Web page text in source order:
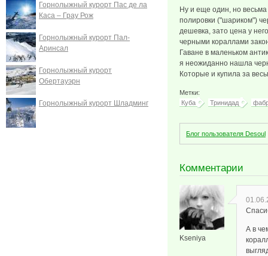
Ну и еще один, но
полировки ("шариком")
дешевка, зато цена у
черными кораллами
Гаване в маленьком
я неожиданно нашла
Которые и купила за
Метки:
Куба
Тринидад
Блог пользователя Desoul
Комментарии
Kseniya
А в
Горнолыжный курорт Пас де ла
Каса – Грау Рож
Горнолыжный курорт Пал-
Аринсал
Горнолыжный курорт
Обертауэрн
Горнолыжный курорт Шладминг